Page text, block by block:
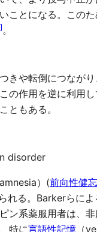
ことになる。この
]。
きや転倒につなが
の作用を逆に利用し
ともある。
disorder
amnesia）(前向性健忘
れる。Barkerらによ
ン系薬服用者は、
、特に言語性記憶 （